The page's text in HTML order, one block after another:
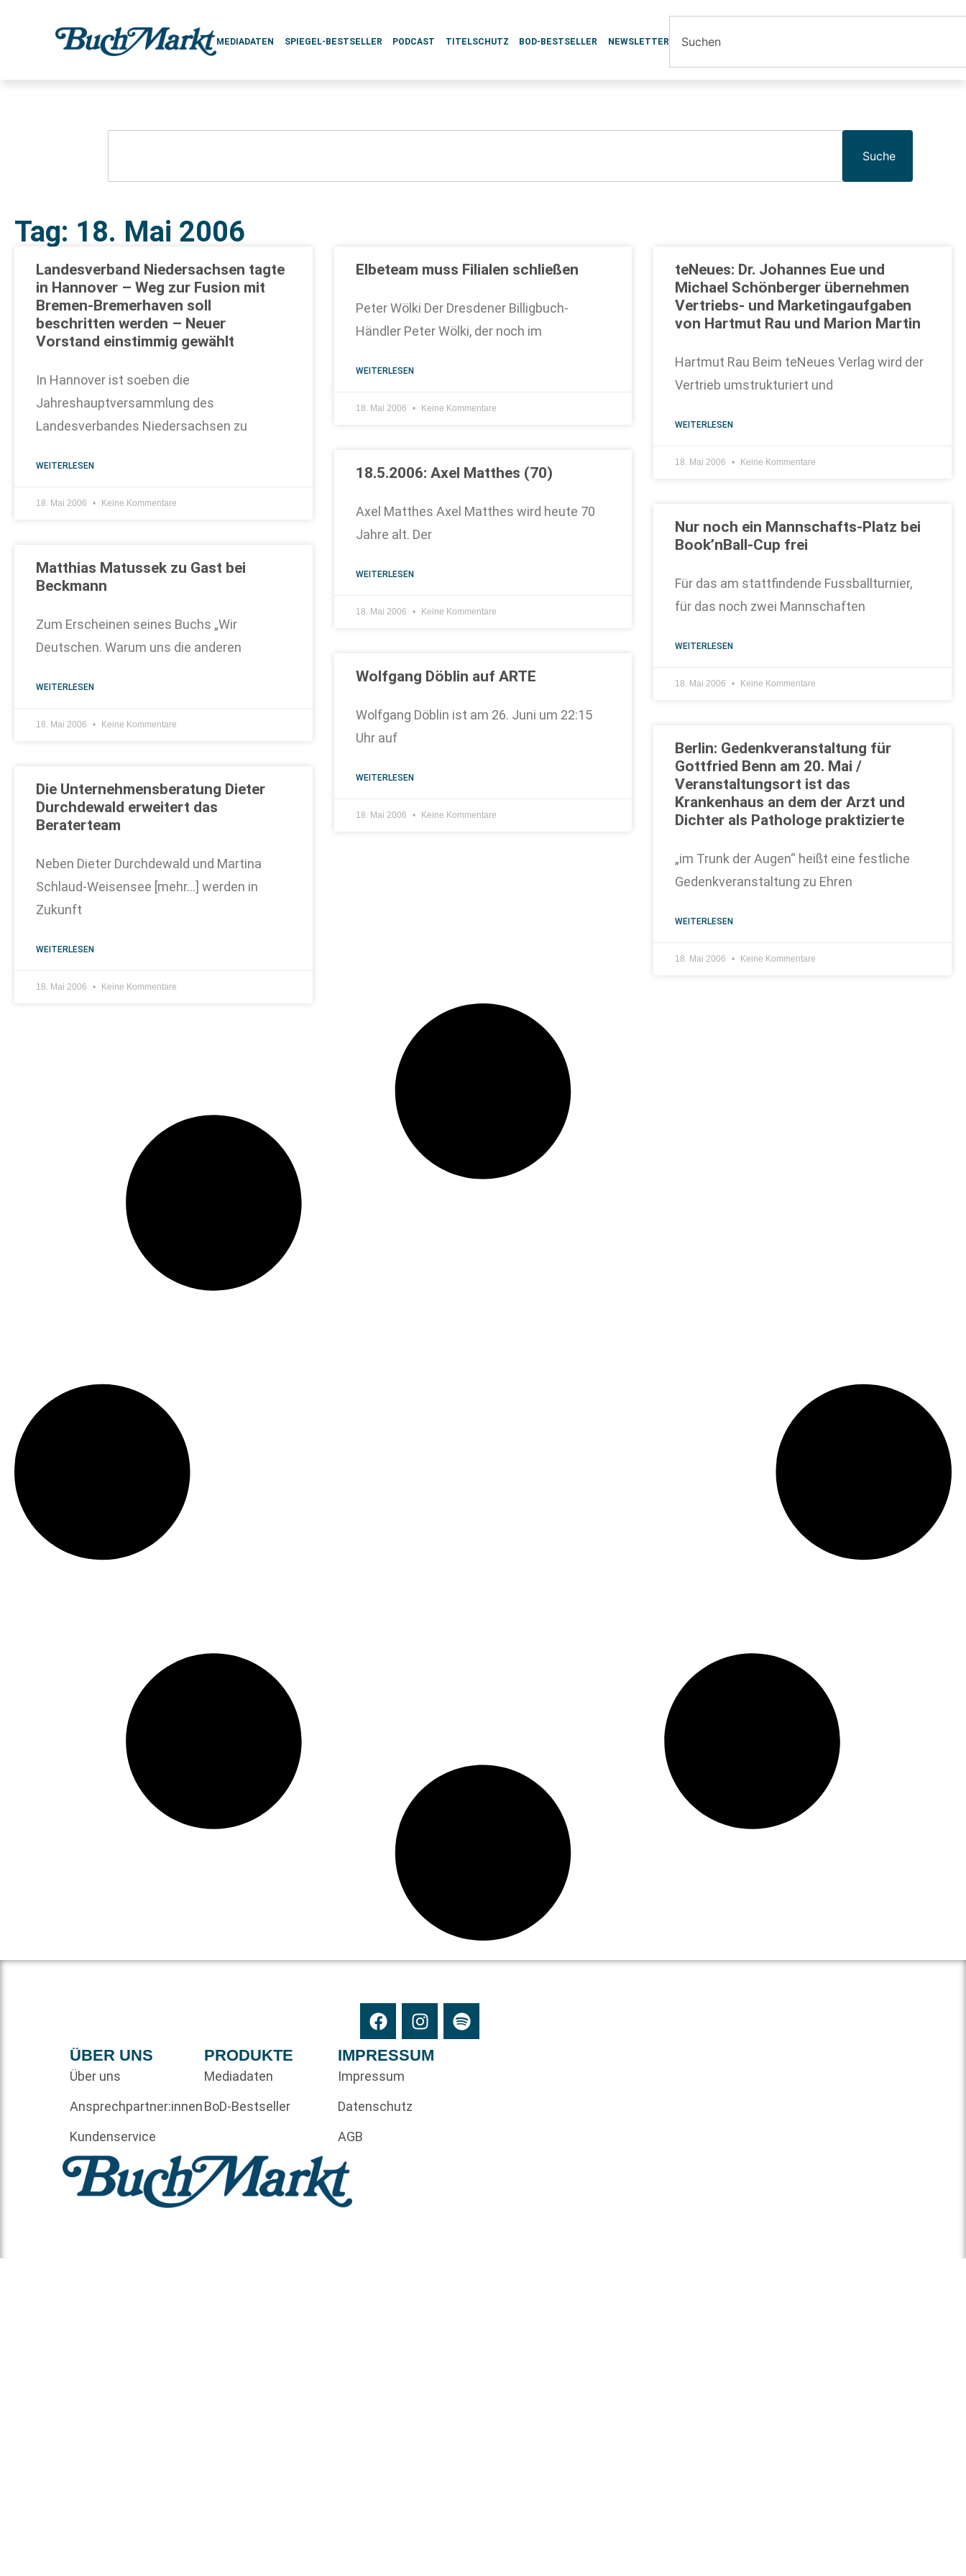
MEDIADATEN SPIEGEL-BESTSELLER PODCAST TITELSCHUTZ BOD-BESTSELLER NEWSLETTER
Suche
Tag: 18. Mai 2006
Landesverband Niedersachsen tagte
in Hannover – Weg zur Fusion mit
Bremen-Bremerhaven soll
beschritten werden – Neuer
Vorstand einstimmig gewählt
In Hannover ist soeben die
Jahreshauptversammlung des
Landesverbandes Niedersachsen zu
WEITERLESEN
18. Mai 2006 Keine Kommentare
Elbeteam muss Filialen schließen
Peter Wölki Der Dresdener Billigbuch-
Händler Peter Wölki, der noch im
WEITERLESEN
18. Mai 2006 Keine Kommentare
teNeues: Dr. Johannes Eue und
Michael Schönberger übernehmen
Vertriebs- und Marketingaufgaben
von Hartmut Rau und Marion Martin
Hartmut Rau Beim teNeues Verlag wird der
Vertrieb umstrukturiert und
WEITERLESEN
18. Mai 2006 Keine Kommentare
Matthias Matussek zu Gast bei
Beckmann
Zum Erscheinen seines Buchs „Wir
Deutschen. Warum uns die anderen
WEITERLESEN
18. Mai 2006 Keine Kommentare
18.5.2006: Axel Matthes (70)
Axel Matthes Axel Matthes wird heute 70
Jahre alt. Der
WEITERLESEN
18. Mai 2006 Keine Kommentare
Nur noch ein Mannschafts-Platz bei
Book’nBall-Cup frei
Für das am stattfindende Fussballturnier,
für das noch zwei Mannschaften
WEITERLESEN
18. Mai 2006 Keine Kommentare
Die Unternehmensberatung Dieter
Durchdewald erweitert das
Beraterteam
Neben Dieter Durchdewald und Martina
Schlaud-Weisensee [mehr…] werden in
Zukunft
WEITERLESEN
18. Mai 2006 Keine Kommentare
Wolfgang Döblin auf ARTE
Wolfgang Döblin ist am 26. Juni um 22:15
Uhr auf
WEITERLESEN
18. Mai 2006 Keine Kommentare
Berlin: Gedenkveranstaltung für
Gottfried Benn am 20. Mai /
Veranstaltungsort ist das
Krankenhaus an dem der Arzt und
Dichter als Pathologe praktizierte
„im Trunk der Augen“ heißt eine festliche
Gedenkveranstaltung zu Ehren
WEITERLESEN
18. Mai 2006 Keine Kommentare
ÜBER UNS
Über uns
Ansprechpartner:innen
Kundenservice
PRODUKTE
Mediadaten
BoD-Bestseller
IMPRESSUM
Impressum
Datenschutz
AGB